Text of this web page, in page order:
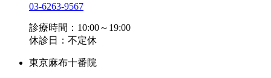
03-6263-9567
診療時間：10:00～19:00
休診日：不定休
東京麻布十番院